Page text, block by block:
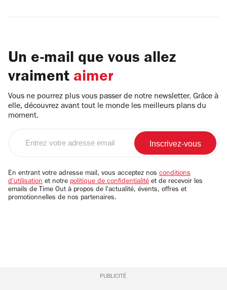
Un e-mail que vous allez
vraiment aimer
Vous ne pourrez plus vous passer de notre newsletter. Grâce à
elle, découvrez avant tout le monde les meilleurs plans du
moment.
email
En entrant votre adresse mail, vous acceptez nos conditions
d'utilisation et notre politique de confidentialité et de recevoir les
emails de Time Out à propos de l'actualité, évents, offres et
promotionnelles de nos partenaires.
PUBLICITÉ